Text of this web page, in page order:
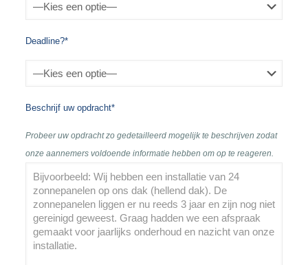
Deadline?*
Beschrijf uw opdracht*
Probeer uw opdracht zo gedetailleerd mogelijk te beschrijven zodat
onze aannemers voldoende informatie hebben om op te reageren.